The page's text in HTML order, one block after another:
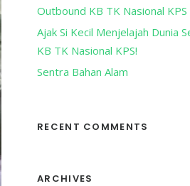
Outbound KB TK Nasional KPS
Ajak Si Kecil Menjelajah Dunia
KB TK Nasional KPS!
Sentra Bahan Alam
RECENT COMMENTS
ARCHIVES